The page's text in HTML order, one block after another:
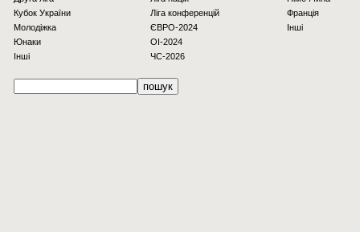
Кубок України
Молодіжка
Юнаки
Інші
Ліга конференцій
ЄВРО-2024
OI-2024
ЧС-2026
Франція
Інші